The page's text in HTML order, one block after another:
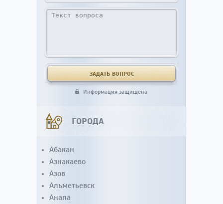
Информация защищена
ГОРОДА
Абакан
Азнакаево
Азов
Альметьевск
Анапа